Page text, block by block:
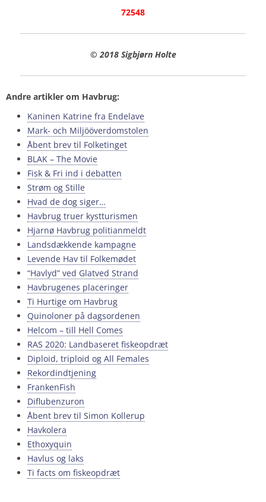
72548
© 2018 Sigbjørn Holte
Andre artikler om Havbrug:
Kaninen Katrine fra Endelave
Mark- och Miljööverdomstolen
Åbent brev til Folketinget
BLAK – The Movie
Fisk & Fri ind i debatten
Strøm og Stille
Hvad de dog siger…
Havbrug truer kystturismen
Hjarnø Havbrug politianmeldt
Landsdækkende kampagne
Levende Hav til Folkemødet
“Havlyd” ved Glatved Strand
Havbrugenes placeringer
Ti Hurtige om Havbrug
Quinoloner på dagsordenen
Helcom – till Hell Comes
RAS 2020: Landbaseret fiskeopdræt
Diploid, triploid og All Females
Rekordindtjening
FrankenFish
Diflubenzuron
Åbent brev til Simon Kollerup
Havkolera
Ethoxyquin
Havlus og laks
Ti facts om fiskeopdræt